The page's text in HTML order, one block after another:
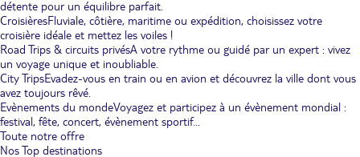
détente pour un équilibre parfait.
CroisièresFluviale, côtière, maritime ou expédition, choisissez votre
croisière idéale et mettez les voiles !
Road Trips & circuits privésA votre rythme ou guidé par un expert : vivez
un voyage unique et inoubliable.
City TripsEvadez-vous en train ou en avion et découvrez la ville dont vous
avez toujours rêvé.
Evènements du mondeVoyagez et participez à un évènement mondial :
festival, fête, concert, évènement sportif...
Toute notre offre
Nos Top destinations